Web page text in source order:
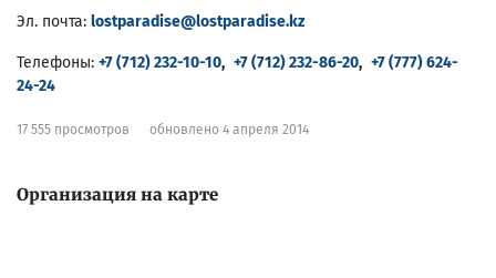
Эл. почта: lostparadise@lostparadise.kz
Телефоны: +7 (712) 232-10-10, +7 (712) 232-86-20, +7 (777) 624-
24-24
17 555 просмотров обновлено 4 апреля 2014
Организация на карте